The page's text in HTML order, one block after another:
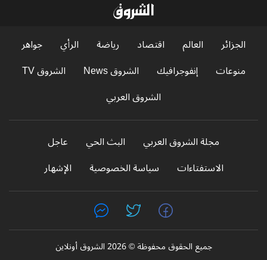
الجزائر العالم اقتصاد رياضة الرأي
جواهر
منوعات
إنفوجرافيك الشروق News
الشروق TV
الشروق العربي
مجلة الشروق العربي البث الحي
عاجل
الاستفتاءات
سياسة الخصوصية الإشهار
جميع الحقوق محفوظة © 2026 الشروق أونلاين